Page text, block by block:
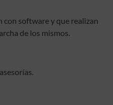
software y que realizan
de los mismos.